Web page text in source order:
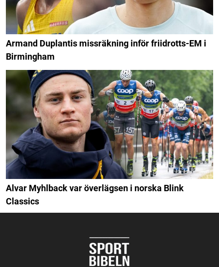
Armand Duplantis missräkning inför friidrotts-EM i
Birmingham
Alvar Myhlback var överlägsen i norska Blink
Classics